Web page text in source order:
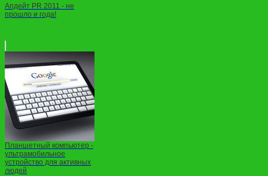
Апдейт PR 2011 - не
прошло и года!
Планшетный компьютер -
ультрамобильное
устройство для активных
людей